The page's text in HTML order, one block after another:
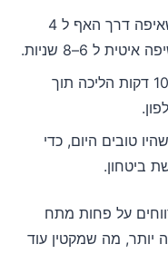
3–5 דקות של נשימה איטית: שאיפה דרך האף ל 4
הליכת "מיינדפולנס" קצרה: 5–10 דקות הליכה תוך
3 דברים שהיו טובים היום, כדי
ביטחון.
על פחות מתח
יותר, מה שמקטין עוד